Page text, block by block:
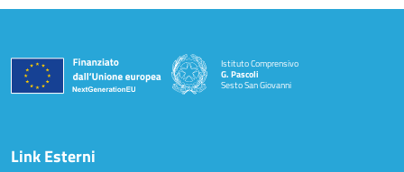
Istituto Comprensivo
G. Pascoli
Sesto San Giovanni
Link Esterni